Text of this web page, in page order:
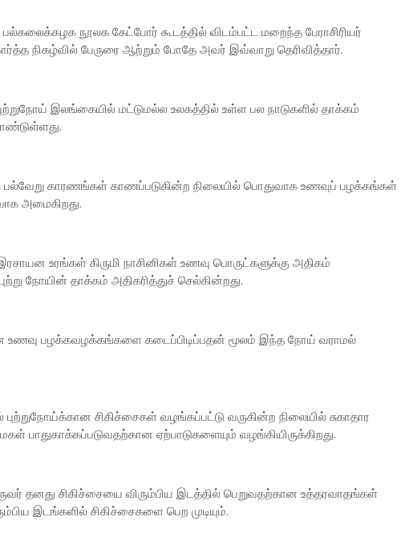
நூலக கேட்போர் கூடத்தில் விடம்பட்ட மறைந்த பேராசிரியர்
நிகழ்வில் பேருரை ஆற்றும் போதே அவர் இவ்வாறு தெரிவித்தார்.
இலங்கையில் மட்டுமல்ல உலகத்தில் உள்ள பல நாடுகளில் தாக்கம்
பல்வேறு காரணங்கள் காணப்படுகின்ற நிலையில் பொதுவாக உணவுப் பழக்கங்கள்
அமைகிறது.
உரங்கள் கிருமி நாசினிகள் உணவு பொருட்களுக்கு அதிகம்
நோயின் தாக்கம் அதிகரித்துச் செல்கின்றது.
உணவு பழக்கவழக்கங்களை கடைப்பிடிப்பதன் மூலம் இந்த நோய் வராமல்
சிகிச்சைகள் வழங்கப்பட்டு வருகின்ற நிலையில் சுகாதார
பாதுகாக்கப்படுவதற்கான ஏற்பாடுகளையும் வழங்கியிருக்கிறது.
தனது சிகிச்சையை விரும்பிய இடத்தில் பெறுவதற்கான உத்தரவாதங்கள்
இடங்களில் சிகிச்சைகளை பெற முடியும்.